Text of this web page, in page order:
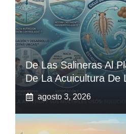
De Las Salineras Al
De La Acuicultura De
agosto 3, 2026